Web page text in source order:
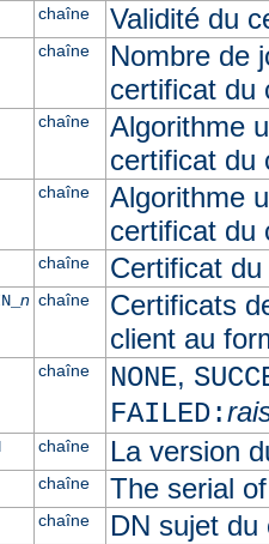
chaîne Validité du
chaîne
Nombre de
certificat du
chaîne
Algorithme
certificat du
chaîne
Algorithme
certificat du
chaîne Certificat
n chaîne
Certificats
client au
chaîne NONE,
FAILED:
chaîne La version
chaîne The serial
chaîne DN sujet